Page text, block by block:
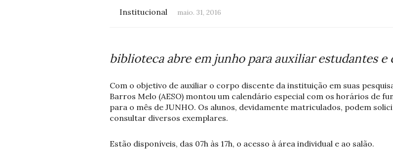
Institucional maio. 31, 2016
biblioteca abre em junho para auxiliar estudantes e
Com o objetivo de auxiliar o corpo discente da instituição em suas
Barros Melo (AESO) montou um calendário especial com os horários de
para o mês de JUNHO. Os alunos, devidamente matriculados, podem
consultar diversos exemplares.
Estão disponíveis, das 07h às 17h, o acesso à área individual e ao salão.